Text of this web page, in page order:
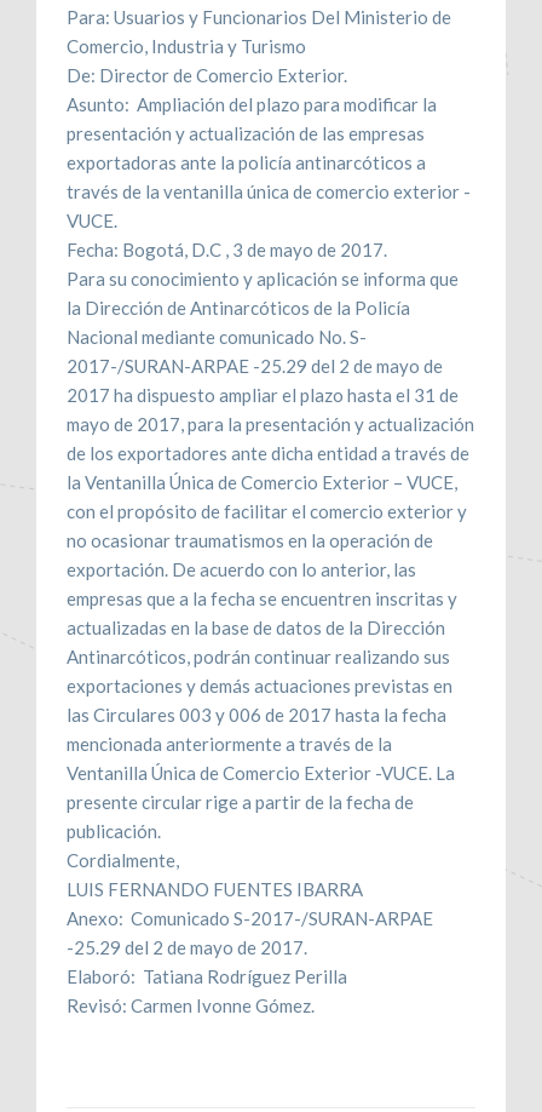
Para: Usuarios y Funcionarios Del Ministerio de
Comercio, Industria y Turismo
De: Director de Comercio Exterior.
Asunto: Ampliación del plazo para modificar la
presentación y actualización de las empresas
exportadoras ante la policía antinarcóticos a
través de la ventanilla única de comercio exterior -
VUCE.
Fecha: Bogotá, D.C , 3 de mayo de 2017.
Para su conocimiento y aplicación se informa que
la Dirección de Antinarcóticos de la Policía
Nacional mediante comunicado No. S-
2017-/SURAN-ARPAE -25.29 del 2 de mayo de
2017 ha dispuesto ampliar el plazo hasta el 31 de
mayo de 2017, para la presentación y actualización
de los exportadores ante dicha entidad a través de
la Ventanilla Única de Comercio Exterior – VUCE,
con el propósito de facilitar el comercio exterior y
no ocasionar traumatismos en la operación de
exportación. De acuerdo con lo anterior, las
empresas que a la fecha se encuentren inscritas y
actualizadas en la base de datos de la Dirección
Antinarcóticos, podrán continuar realizando sus
exportaciones y demás actuaciones previstas en
las Circulares 003 y 006 de 2017 hasta la fecha
mencionada anteriormente a través de la
Ventanilla Única de Comercio Exterior -VUCE. La
presente circular rige a partir de la fecha de
publicación.
Cordialmente,
LUIS FERNANDO FUENTES IBARRA
Anexo: Comunicado S-2017-/SURAN-ARPAE
-25.29 del 2 de mayo de 2017.
Elaboró: Tatiana Rodríguez Perilla
Revisó: Carmen Ivonne Gómez.